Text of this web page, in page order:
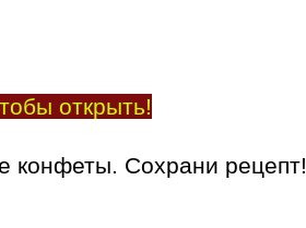
открыть!
конфеты. Сохрани рецепт!